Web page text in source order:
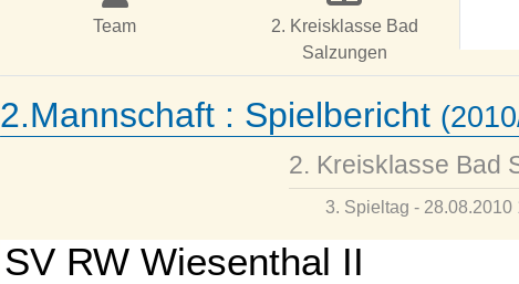
Team
2. Kreisklasse Bad
Salzungen
2.Mannschaft : Spielbericht
2. Kreisklasse Bad
3. Spieltag - 28.08.2010
SV RW Wiesenthal II